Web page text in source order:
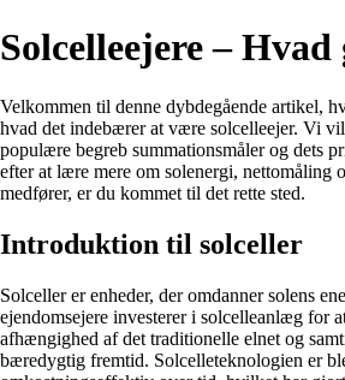
Solcelleejere – Hvad
Velkommen til denne dybdegående artikel,
hvad det indebærer at være solcelleejer. Vi
populære begreb summationsmåler og dets
efter at lære mere om solenergi, nettomåling
medfører, er du kommet til det rette sted.
Introduktion til solceller
Solceller er enheder, der omdanner solens
ejendomsejere investerer i solcelleanlæg for
afhængighed af det traditionelle elnet og
bæredygtig fremtid. Solcelleteknologien er